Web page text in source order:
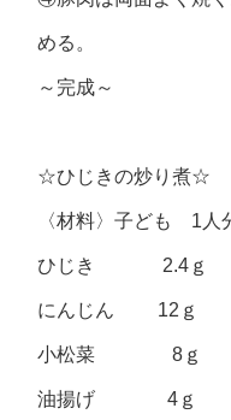
める。
～完成～
☆ひじきの炒り煮☆
〈材料〉子ども 1人
ひじき 2.4ｇ
にんじん 12ｇ
小松菜 8ｇ
油揚げ 4ｇ